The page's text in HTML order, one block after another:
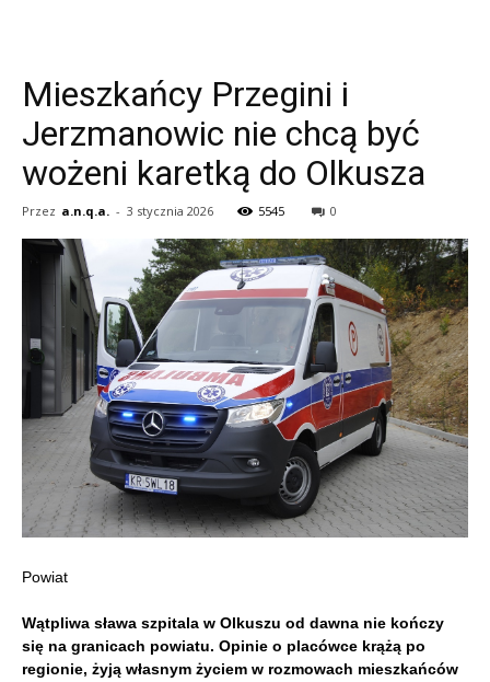
Mieszkańcy Przegini i
Jerzmanowic nie chcą być
wożeni karetką do Olkusza
Przez a.n.q.a. - 3 stycznia 2026 5545 0
Powiat
Wątpliwa sława szpitala w Olkuszu od dawna nie kończy
się na granicach powiatu. Opinie o placówce krążą po
regionie, żyją własnym życiem w rozmowach mieszkańców